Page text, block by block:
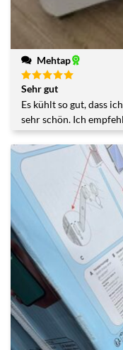
Mehtap
Bewertet
mit 5 von
5
Sehr gut
Es kühlt so gut, dass
sehr schön. Ich